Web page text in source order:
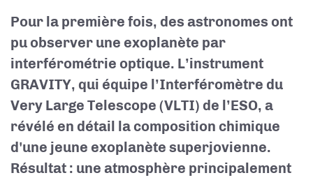
Pour la première fois, des astronomes ont
pu observer une exoplanète par
interférométrie optique. L’instrument
GRAVITY, qui équipe l’Interféromètre du
Very Large Telescope (VLTI) de l’ESO, a
révélé en détail la composition chimique
d'une jeune exoplanète superjovienne.
Résultat : une atmosphère principalement